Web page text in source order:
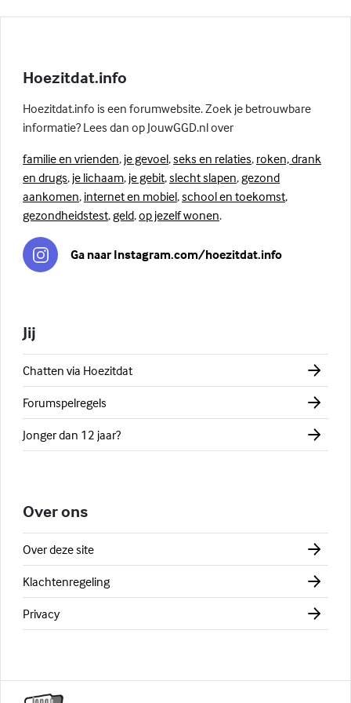
Hoezitdat.info
Hoezitdat.info is een forumwebsite. Zoek je betrouwbare
informatie? Lees dan op JouwGGD.nl over
familie en vrienden, je gevoel,seks en relaties, roken, drank
en drugs, je lichaam, je gebit,slecht slapen, gezond
aankomen, internet en mobiel,school en toekomst,
gezondheidstest, geld,op jezelf wonen.
Ga naar Instagram.com/hoezitdat.info
Jij
Chatten via Hoezitdat
Forumspelregels
Jonger dan 12 jaar?
Over ons
Over deze site
Klachtenregeling
Privacy